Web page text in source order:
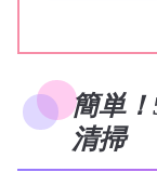
簡単
清掃